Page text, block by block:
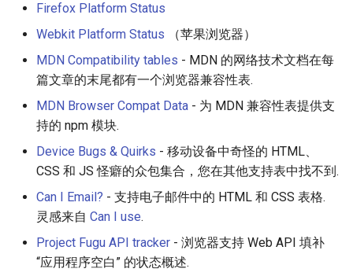
Markdown
Events in the Netherlands
Healthcare
Magento 2
TikZ
Neuroscience
Firefox Platform Status
Webkit Platform Status （苹果浏览器）
MDN Compatibility tables - MDN 的网络技术文档在每
篇文章的末尾都有一个浏览器兼容性表.
MDN Browser Compat Data - 为 MDN 兼容性表提供支
持的 npm 模块.
Device Bugs & Quirks - 移动设备中奇怪的 HTML、
CSS 和 JS 怪癖的众包集合，您在其他支持表中找不到.
Can I Email? - 支持电子邮件中的 HTML 和 CSS 表格.
灵感来自 Can I use.
Project Fugu API tracker - 浏览器支持 Web API 填补
“应用程序空白” 的状态概述.